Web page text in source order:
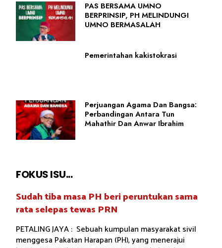
PAS BERSAMA UMNO
BERPRINSIP, PH MELINDUNGI
UMNO BERMASALAH
Pemerintahan kakistokrasi
Perjuangan Agama Dan Bangsa:
Perbandingan Antara Tun
Mahathir Dan Anwar Ibrahim
FOKUS ISU...
Sudah tiba masa PH beri peruntukan sama
rata selepas tewas PRN
PETALING JAYA : Sebuah kumpulan masyarakat sivil
menggesa Pakatan Harapan (PH), yang menerajui